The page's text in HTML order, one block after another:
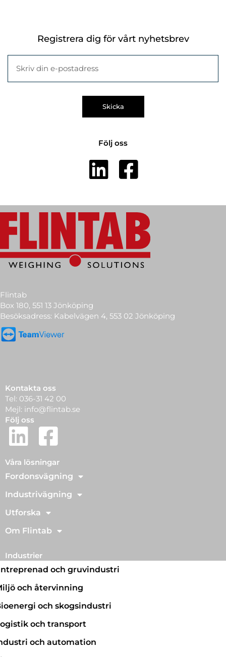
Registrera dig för vårt nyhetsbrev
Skicka
Följ oss
Flintab
Box 180, 551 13 Jönköping
Besöksadress: Kabelvägen 4, 553 02 Jönköping
Kontakta oss
Tel: 036-31 42 00
Mejl: info@flintab.se
Följ oss
Våra lösningar
Fordonsvägning
Industrivägning
Utforska
Om Flintab
Industrier
och gruvindustri
och återvinning
och skogsindustri
och transport
och automation